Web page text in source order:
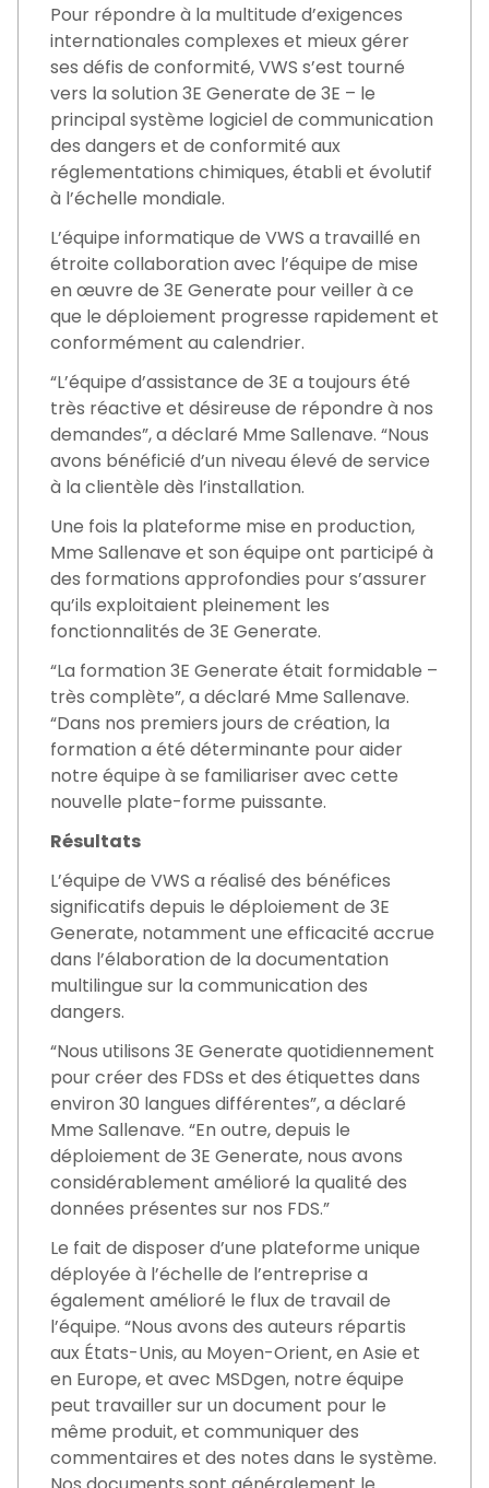
Pour répondre à la multitude d’exigences
internationales complexes et mieux gérer
ses défis de conformité, VWS s’est tourné
vers la solution 3E Generate de 3E – le
principal système logiciel de communication
des dangers et de conformité aux
réglementations chimiques, établi et évolutif
à l’échelle mondiale.
L’équipe informatique de VWS a travaillé en
étroite collaboration avec l’équipe de mise
en œuvre de 3E Generate pour veiller à ce
que le déploiement progresse rapidement et
conformément au calendrier.
“L’équipe d’assistance de 3E a toujours été
très réactive et désireuse de répondre à nos
demandes”, a déclaré Mme Sallenave. “Nous
avons bénéficié d’un niveau élevé de service
à la clientèle dès l’installation.
Une fois la plateforme mise en production,
Mme Sallenave et son équipe ont participé à
des formations approfondies pour s’assurer
qu’ils exploitaient pleinement les
fonctionnalités de 3E Generate.
“La formation 3E Generate était formidable –
très complète”, a déclaré Mme Sallenave.
“Dans nos premiers jours de création, la
formation a été déterminante pour aider
notre équipe à se familiariser avec cette
nouvelle plate-forme puissante.
Résultats
L’équipe de VWS a réalisé des bénéfices
significatifs depuis le déploiement de 3E
Generate, notamment une efficacité accrue
dans l’élaboration de la documentation
multilingue sur la communication des
dangers.
“Nous utilisons 3E Generate quotidiennement
pour créer des FDSs et des étiquettes dans
environ 30 langues différentes”, a déclaré
Mme Sallenave. “En outre, depuis le
déploiement de 3E Generate, nous avons
considérablement amélioré la qualité des
données présentes sur nos FDS.”
Le fait de disposer d’une plateforme unique
déployée à l’échelle de l’entreprise a
également amélioré le flux de travail de
l’équipe. “Nous avons des auteurs répartis
aux États-Unis, au Moyen-Orient, en Asie et
en Europe, et avec MSDgen, notre équipe
peut travailler sur un document pour le
même produit, et communiquer des
commentaires et des notes dans le système.